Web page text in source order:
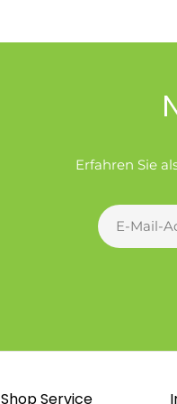
Erfahren Sie
E-
Mail
Shop Service